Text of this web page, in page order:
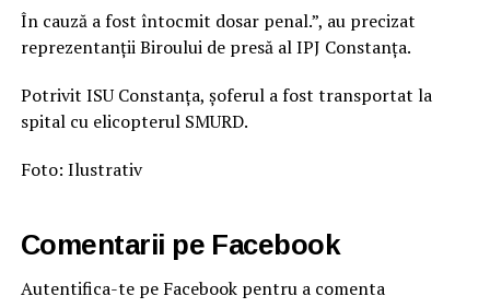
În cauză a fost întocmit dosar penal.”, au precizat
reprezentanții Biroului de presă al IPJ Constanța.
Potrivit ISU Constanța, șoferul a fost transportat la
spital cu elicopterul SMURD.
Foto: Ilustrativ
Comentarii pe Facebook
Autentifica-te pe Facebook pentru a comenta